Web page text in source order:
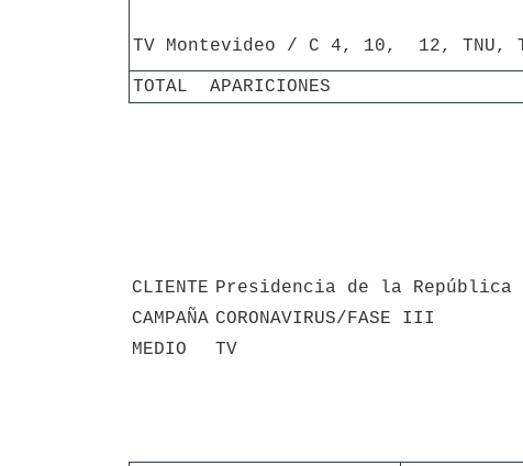
TV Montevideo / C 4, 10,  12, TNU, TV
TOTAL  APARICIONES
CLIENTE Presidencia de la República
CAMPAÑA CORONAVIRUS/FASE III
MEDIO
TV